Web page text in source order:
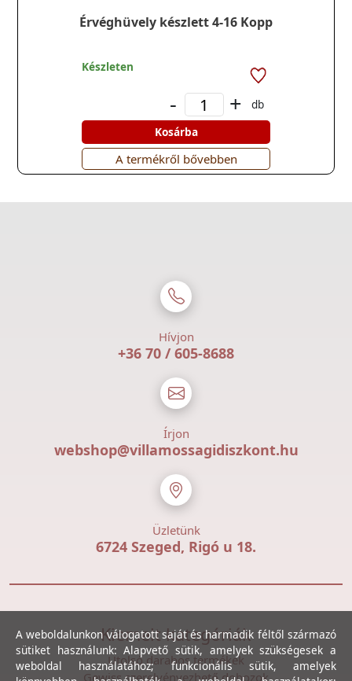
Érvéghüvely készlett 4-16 Kopp
Készleten
- +
db
Kosárba
A termékről bővebben
Hívjon
+36 70 / 605-8688
Írjon
webshop@villamossagidiszkont.hu
Üzletünk
6724 Szeged, Rigó u 18.
Kiemelt kategóriák
Utolsó darabos termékek
Gewiss szerelvényezhető dobozok
A weboldalunkon válogatott saját és harmadik féltől származó
sütiket használunk: Alapvető sütik, amelyek szükségesek a
weboldal használatához; funkcionális sütik, amelyek